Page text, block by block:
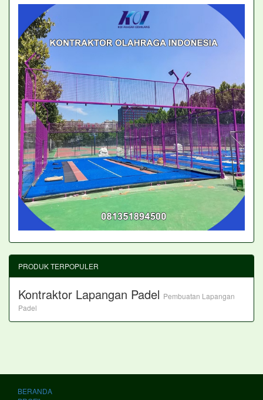
PRODUK TERPOPULER
Kontraktor Lapangan Padel Pembuatan Lapangan
Padel
BERANDA